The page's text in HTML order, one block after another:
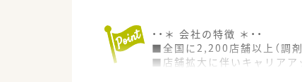
・・＊ 会社の特徴 ＊・・
■全国に2,200店舗以上（調
■店舗拡大に伴いキャリアア